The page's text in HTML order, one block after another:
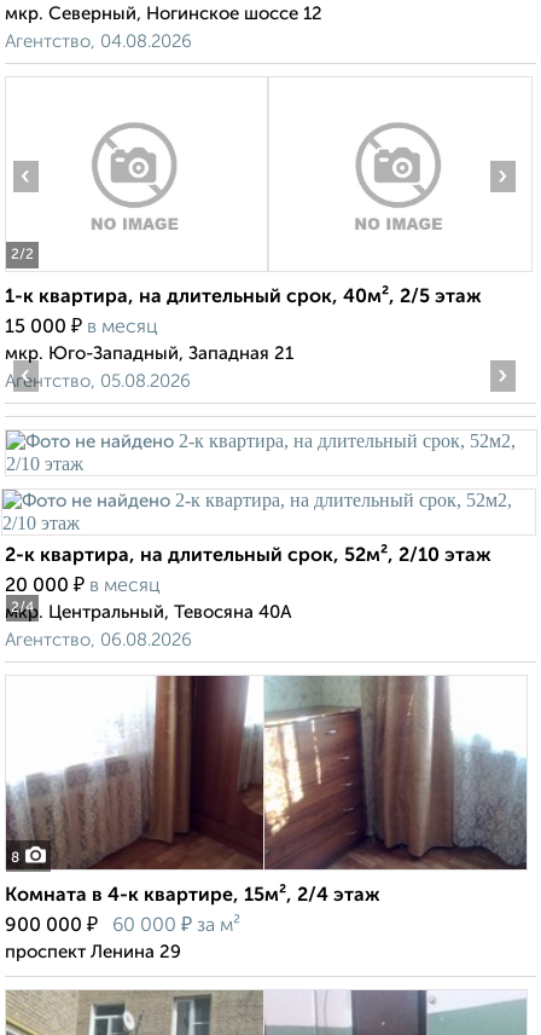
мкр. Северный, Ногинское шоссе 12
Агентство, 04.08.2026
2/2
‹ ›
1-к квартира, на длительный срок, 40м², 2/5 этаж
15 000 ₽ в месяц
мкр. Юго-Западный, Западная 21
Агентство, 05.08.2026
2/4
‹ ›
2-к квартира, на длительный срок, 52м², 2/10 этаж
20 000 ₽ в месяц
мкр. Центральный, Тевосяна 40А
Агентство, 06.08.2026
8
Комната в 4-к квартире, 15м², 2/4 этаж
900 000 ₽ 60 000 ₽ за м²
проспект Ленина 29